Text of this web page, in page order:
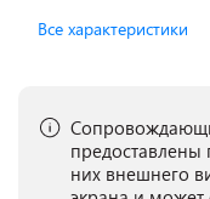
Все характеристики
них внешнего